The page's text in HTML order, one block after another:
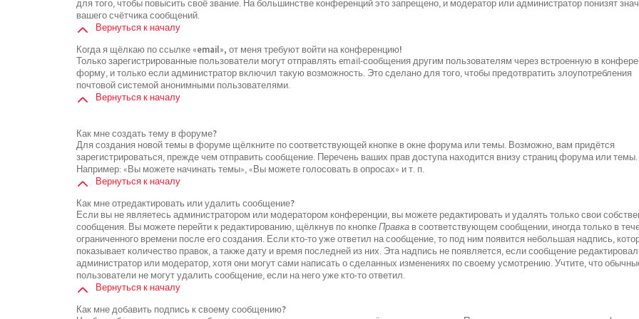
для того, чтобы повысить своё звание. На большинстве конференций это запрещено, и модератор или администратор понизят
вашего счётчика сообщений.
Вернуться к началу
Когда я щёлкаю по ссылке «email», от меня требуют войти на конференцию!
Только зарегистрированные пользователи могут отправлять email-сообщения другим пользователям через встроенную в
форму, и только если администратор включил такую возможность. Это сделано для того, чтобы предотвратить злоупотребления
почтовой системой анонимными пользователями.
Вернуться к началу
Как мне создать тему в форуме?
Для создания новой темы в форуме щёлкните по соответствующей кнопке в окне форума или темы. Возможно, вам придётся
зарегистрироваться, прежде чем отправить сообщение. Перечень ваших прав доступа находится внизу страниц форума или темы.
Например: «Вы можете начинать темы», «Вы можете голосовать в опросах» и т. п.
Вернуться к началу
Как мне отредактировать или удалить сообщение?
Если вы не являетесь администратором или модератором конференции, вы можете редактировать и удалять только свои
сообщения. Вы можете перейти к редактированию, щёлкнув по кнопкеПравка в соответствующем сообщении, иногда только в
ограниченного времени после его создания. Если кто-то уже ответил на сообщение, то под ним появится небольшая надпись,
показывает количество правок, а также дату и время последней из них. Эта надпись не появляется, если сообщение редактировал
администратор или модератор, хотя они могут сами написать о сделанных изменениях по своему усмотрению. Учтите, что
пользователи не могут удалить сообщение, если на него уже кто-то ответил.
Вернуться к началу
Как мне добавить подпись к своему сообщению?